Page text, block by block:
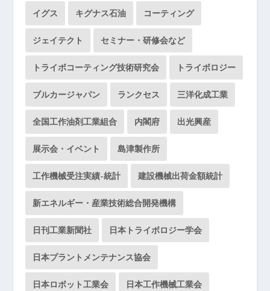
イグス キグナス石油 コーティング
ジェイテクト セミナー・研修会など
トライボコーティング技術研究会 トライボロジー
ブルカージャパン ランクセス 三洋化成工業
全国工作油剤工業組合 内閣府 出光興産
展示会・イベント 島津製作所
工作機械受注実績-統計 建設機械出荷金額統計
新エネルギー・産業技術総合開発機構
日刊工業新聞社 日本トライボロジー学会
日本プラントメンテナンス協会
日本ロボット工業会 日本工作機械工業会